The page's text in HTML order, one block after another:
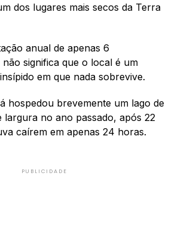
dos lugares mais secos da Terra
anual de apenas 6
significa que o local é um
em que nada sobrevive.
hospedou brevemente um lago de
largura no ano passado, após 22
caírem em apenas 24 horas.
PUBLICIDADE